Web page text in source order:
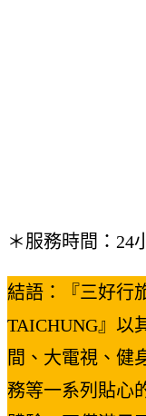
＊服務時間：24
結語：『三好行
TAICHUNG』以
間、大電視、健
務等一系列貼心